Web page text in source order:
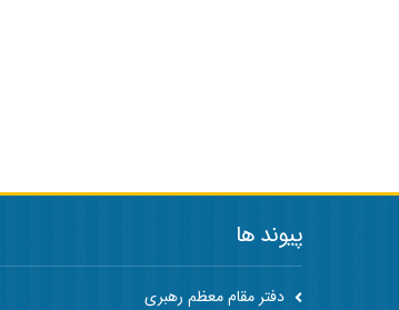
پیوند ها
دفتر مقام معظم رهبری